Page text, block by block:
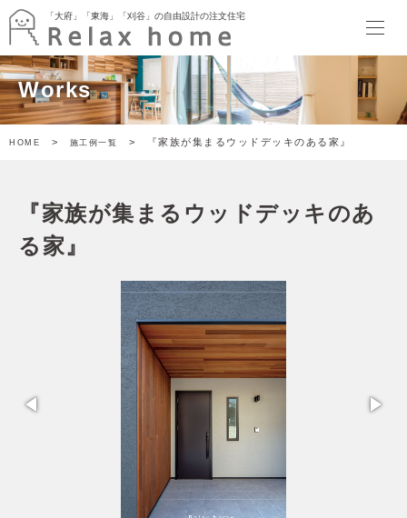
「大府」「東海」「刈谷」の自由設計の注文住宅
HOME
最新情報
イベント
暮らしのトピックス
Relax home ブログ
terrace side kitchen HOUSE
garden kitchen HOUSE
暮らしのスタイル
キャンバススタイル
家づくり
アフターメンテナンス・保証
「大府」「東海」「刈谷」の自由設計の注文住宅
Works
HOME > 施工例一覧 > 『家族が集まるウッドデッキのある家』
『家族が集まるウッドデッキのあ
る家』